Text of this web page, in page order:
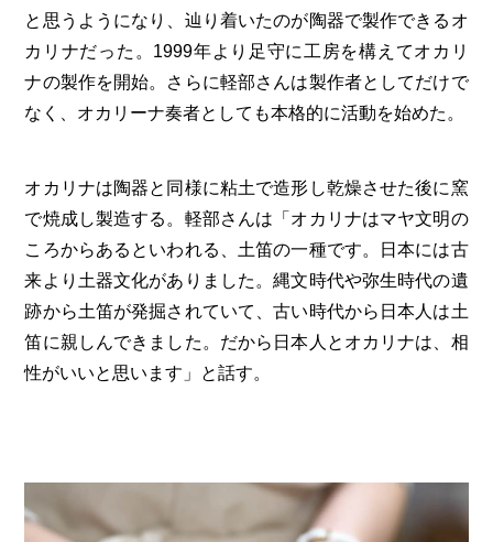
と思うようになり、辿り着いたのが陶器で製作できるオ
カリナだった。1999年より足守に工房を構えてオカリ
ナの製作を開始。さらに軽部さんは製作者としてだけで
なく、オカリーナ奏者としても本格的に活動を始めた。
オカリナは陶器と同様に粘土で造形し乾燥させた後に窯
で焼成し製造する。軽部さんは「オカリナはマヤ文明の
ころからあるといわれる、土笛の一種です。日本には古
来より土器文化がありました。縄文時代や弥生時代の遺
跡から土笛が発掘されていて、古い時代から日本人は土
笛に親しんできました。だから日本人とオカリナは、相
性がいいと思います」と話す。